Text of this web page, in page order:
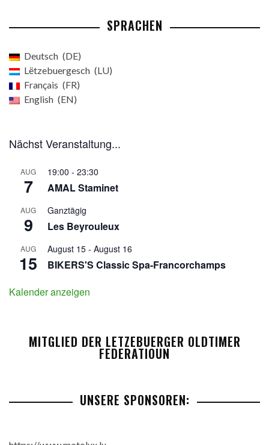
SPRACHEN
Deutsch
DE
Lëtzebuergesch
LU
Français
FR
English
EN
Nächst Veranstaltung...
AUG
7
19:00 - 23:30
AMAL Staminet
AUG
9
Ganztägig
Les Beyrouleux
AUG
15
August 15 - August 16
BIKERS'S Classic Spa-Francorchamps
Kalender anzeigen
MITGLIED DER LETZEBUERGER OLDTIMER
FEDERATIOUN
UNSERE SPONSOREN: